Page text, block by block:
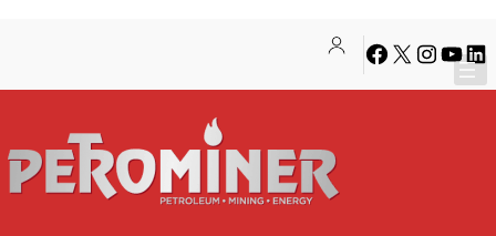
konten
content
Facebook
X Instagram